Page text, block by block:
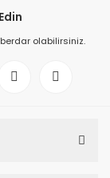
olabilirsiniz.